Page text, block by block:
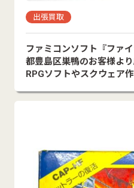
出張買取
ファミコンソフト『ファ
都豊島区巣鴨のお客様よ
RPGソフトやスクウェア